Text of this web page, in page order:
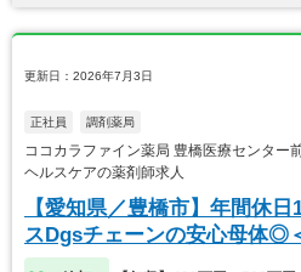
更新日：2026年7月3日
正社員 調剤薬局
ココカラファイン薬局 豊橋医療センタ
ヘルスケアの薬剤師求人
【愛知県／豊橋市】年間休
スDgsチェーンの安心母体◎